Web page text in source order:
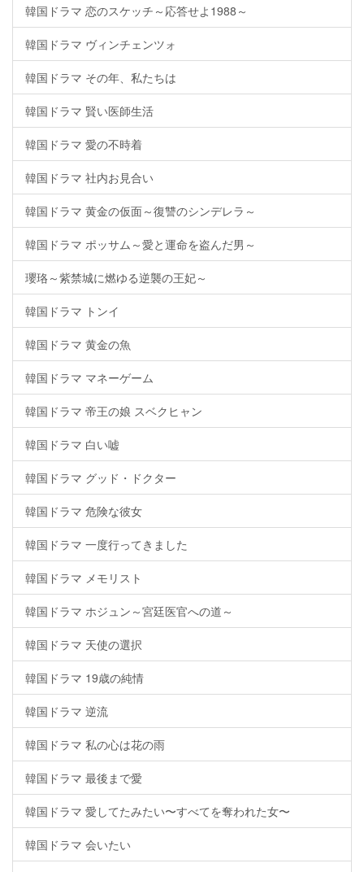
韓国ドラマ 恋のスケッチ～応答せよ1988～
韓国ドラマ ヴィンチェンツォ
韓国ドラマ その年、私たちは
韓国ドラマ 賢い医師生活
韓国ドラマ 愛の不時着
韓国ドラマ 社内お見合い
韓国ドラマ 黄金の仮面～復讐のシンデレラ～
韓国ドラマ ポッサム～愛と運命を盗んだ男～
瓔珞～紫禁城に燃ゆる逆襲の王妃～
韓国ドラマ トンイ
韓国ドラマ 黄金の魚
韓国ドラマ マネーゲーム
韓国ドラマ 帝王の娘 スベクヒャン
韓国ドラマ 白い嘘
韓国ドラマ グッド・ドクター
韓国ドラマ 危険な彼女
韓国ドラマ 一度行ってきました
韓国ドラマ メモリスト
韓国ドラマ ホジュン～宮廷医官への道～
韓国ドラマ 天使の選択
韓国ドラマ 19歳の純情
韓国ドラマ 逆流
韓国ドラマ 私の心は花の雨
韓国ドラマ 最後まで愛
韓国ドラマ 愛してたみたい〜すべてを奪われた女〜
韓国ドラマ 会いたい